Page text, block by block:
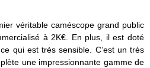
véritable caméscope grand public
à 2K€. En plus, il est doté
qui est très sensible. C’est un très
une impressionnante gamme de